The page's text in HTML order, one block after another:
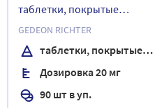
таблетки, покрытые
пленочной оболочкой
GEDEON RICHTER
таблетки, покрытые пленочной оболочкой
Дозировка 20 мг
90 шт в уп.